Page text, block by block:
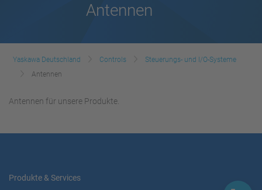
Antennen
Yaskawa Deutschland Controls
Steuerungs- und I/O-Systeme
Antennen
Antennen für unsere Produkte.
Produkte & Services